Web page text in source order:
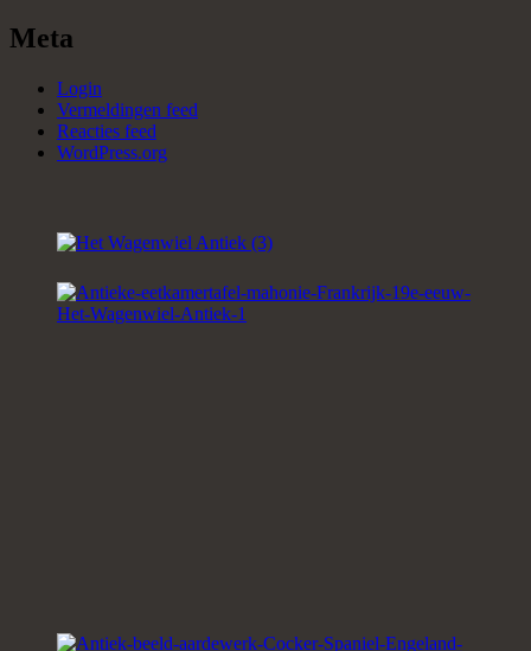
Meta
Login
Vermeldingen feed
Reacties feed
WordPress.org